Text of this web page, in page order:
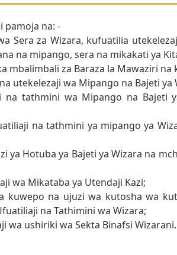
pamoja na: -
Sera za Wizara, kufuatilia
na mipango, sera na mikakati ya
mbalimbali za Baraza la Mawaziri na
utekelezaji wa Mipango na Bajeti ya
na tathmini wa Mipango na Bajeti
na tathmini ya mipango ya
ya Hotuba ya Bajeti ya Wizara na
wa Mikataba ya Utendaji Kazi;
kuwepo na ujuzi wa kutosha wa
na Tathimini wa Wizara;
wa ushiriki wa Sekta Binafsi Wizarani.